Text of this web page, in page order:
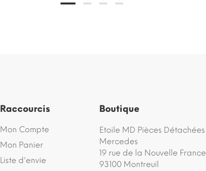
Raccourcis
Mon Compte
Mon Panier
Liste d'envie
Boutique
Etoile MD Pièces Détachées
Mercedes
19 rue de la Nouvelle France
93100 Montreuil